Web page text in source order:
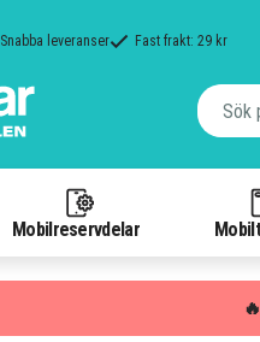
Snabba leveranser Fast frakt: 29 kr
Mobilreservdelar